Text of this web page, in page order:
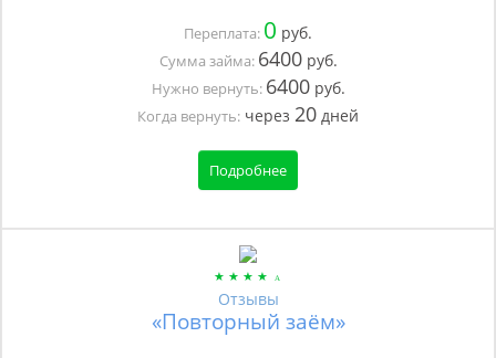
Переплата: 0 руб.
Сумма займа: 6400руб.
Нужно вернуть: 6400руб.
Когда вернуть: через 20 дней
Подробнее
Отзывы
«Повторный заём»